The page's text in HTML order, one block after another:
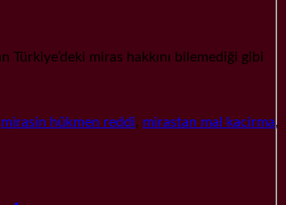
miras hakkını bilemediği gibi
mirasin hükmen reddi, mirastan mal kacirma,